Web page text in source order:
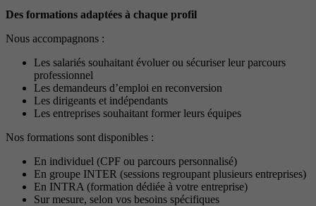
Des formations adaptées à chaque profil
Nous accompagnons :
Les salariés souhaitant évoluer ou sécuriser leur parcours
professionnel
Les demandeurs d’emploi en reconversion
Les dirigeants et indépendants
Les entreprises souhaitant former leurs équipes
Nos formations sont disponibles :
En individuel (CPF ou parcours personnalisé)
En groupe INTER (sessions regroupant plusieurs entreprises)
En INTRA (formation dédiée à votre entreprise)
Sur mesure, selon vos besoins spécifiques